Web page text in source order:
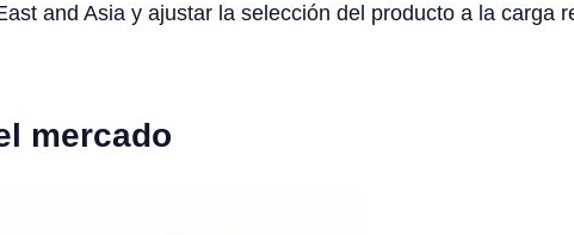
and Asia y ajustar la selección del producto a la carga
mercado